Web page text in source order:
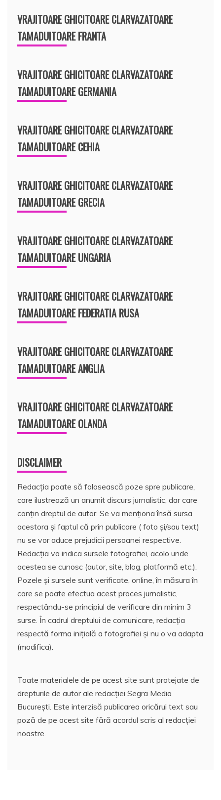
VRAJITOARE GHICITOARE CLARVAZATOARE
TAMADUITOARE FRANTA
VRAJITOARE GHICITOARE CLARVAZATOARE
TAMADUITOARE GERMANIA
VRAJITOARE GHICITOARE CLARVAZATOARE
TAMADUITOARE CEHIA
VRAJITOARE GHICITOARE CLARVAZATOARE
TAMADUITOARE GRECIA
VRAJITOARE GHICITOARE CLARVAZATOARE
TAMADUITOARE UNGARIA
VRAJITOARE GHICITOARE CLARVAZATOARE
TAMADUITOARE FEDERATIA RUSA
VRAJITOARE GHICITOARE CLARVAZATOARE
TAMADUITOARE ANGLIA
VRAJITOARE GHICITOARE CLARVAZATOARE
TAMADUITOARE OLANDA
DISCLAIMER
Redacția poate să folosească poze spre publicare,
care ilustrează un anumit discurs jurnalistic, dar care
conțin dreptul de autor. Se va menționa însă sursa
acestora și faptul că prin publicare ( foto și/sau text)
nu se vor aduce prejudicii persoanei respective.
Redacția va indica sursele fotografiei, acolo unde
acestea se cunosc (autor, site, blog, platformă etc.).
Pozele și sursele sunt verificate, online, în măsura în
care se poate efectua acest proces jurnalistic,
respectându-se principiul de verificare din minim 3
surse. În cadrul dreptului de comunicare, redacția
respectă forma inițială a fotografiei și nu o va adapta
(modifica).
Toate materialele de pe acest site sunt protejate de
drepturile de autor ale redacției Segra Media
București. Este interzisă publicarea oricărui text sau
poză de pe acest site fără acordul scris al redacției
noastre.